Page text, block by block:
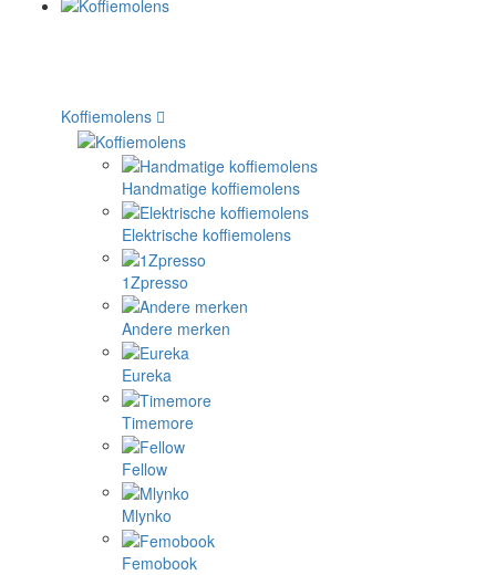
Koffiemolens
Handmatige koffiemolens
Elektrische koffiemolens
1Zpresso
Andere merken
Eureka
Timemore
Fellow
Mlynko
Femobook